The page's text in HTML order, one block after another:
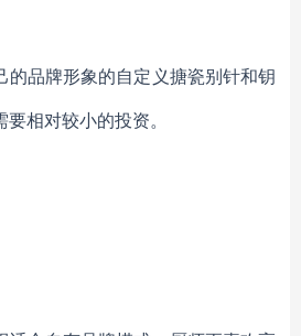
的品牌形象的自定义搪瓷别针和钥
相对较小的投资。